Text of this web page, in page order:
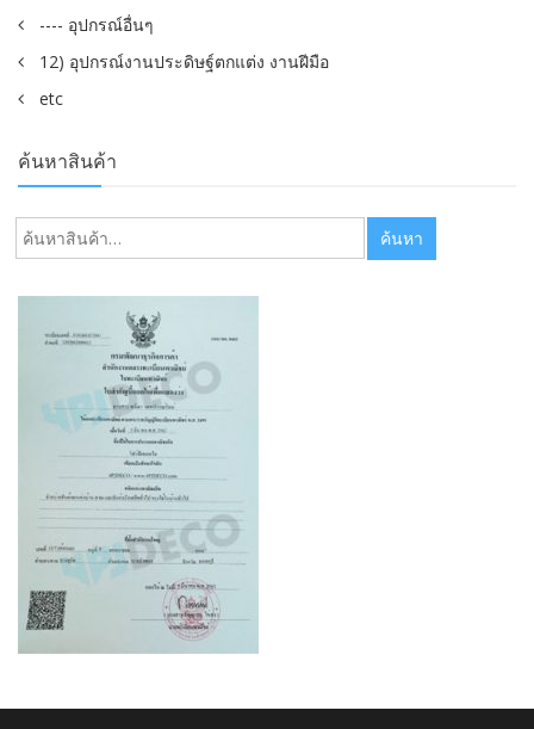
---- อุปกรณ์อื่นๆ
12) อุปกรณ์งานประดิษฐ์ตกแต่ง งานฝีมือ
etc
ค้นหาสินค้า
ค้นหา: ค้นหา